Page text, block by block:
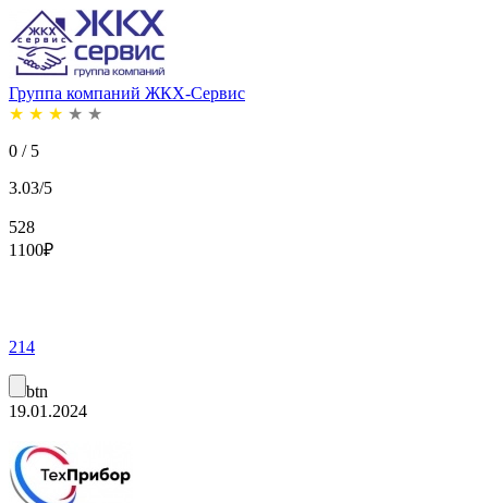
Группа компаний ЖКХ-Сервис
★ ★ ★ ★ ★
0 / 5
3.03/5
528
1100₽
214
btn
19.01.2024